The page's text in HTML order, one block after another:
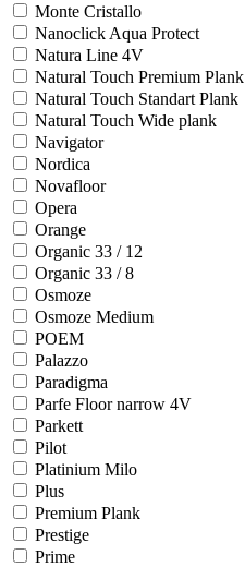
Monte Cristallo
Nanoclick Aqua Protect
Natura Line 4V
Natural Touch Premium Plank
Natural Touch Standart Plank
Natural Touch Wide plank
Navigator
Nordica
Novafloor
Opera
Orange
Organic 33 / 12
Organic 33 / 8
Osmoze
Osmoze Medium
POEM
Palazzo
Paradigma
Parfe Floor narrow 4V
Parkett
Pilot
Platinium Milo
Plus
Premium Plank
Prestige
Prime